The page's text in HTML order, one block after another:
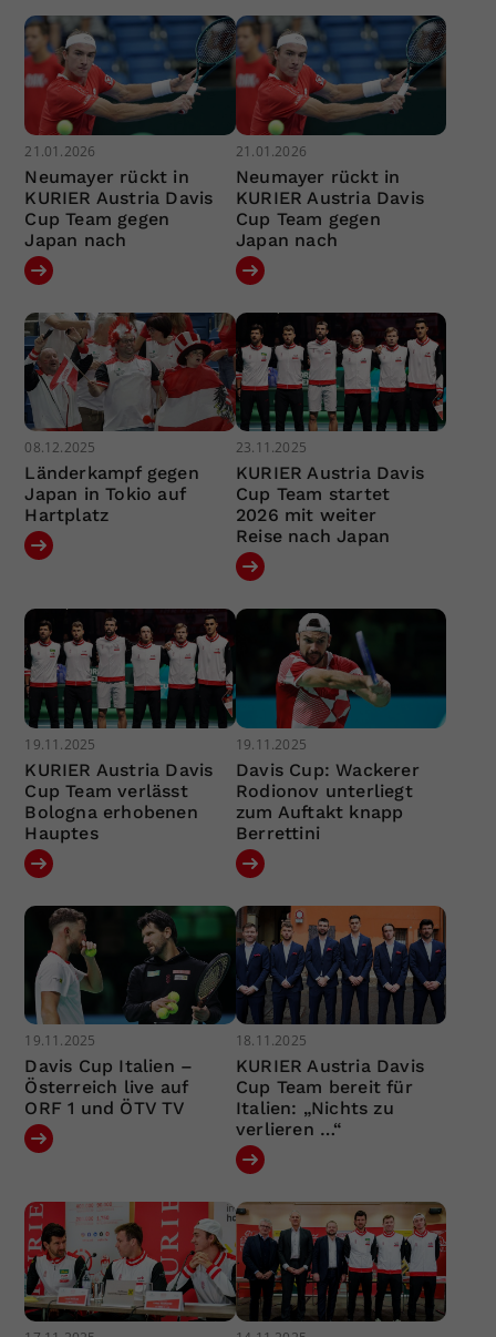
21.01.2026
Neumayer rückt in
KURIER Austria Davis
Cup Team gegen
Japan nach
21.01.2026
Neumayer rückt in
KURIER Austria Davis
Cup Team gegen
Japan nach
08.12.2025
Länderkampf gegen
Japan in Tokio auf
Hartplatz
23.11.2025
KURIER Austria Davis
Cup Team startet
2026 mit weiter
Reise nach Japan
19.11.2025
KURIER Austria Davis
Cup Team verlässt
Bologna erhobenen
Hauptes
19.11.2025
Davis Cup: Wackerer
Rodionov unterliegt
zum Auftakt knapp
Berrettini
19.11.2025
Davis Cup Italien –
Österreich live auf
ORF 1 und ÖTV TV
18.11.2025
KURIER Austria Davis
Cup Team bereit für
Italien: „Nichts zu
verlieren …“